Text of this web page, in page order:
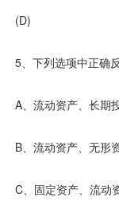
(D)
5、下列选项中正确
A、流动资产、长期投
B、流动资产、无形资
C、固定资产、流动资